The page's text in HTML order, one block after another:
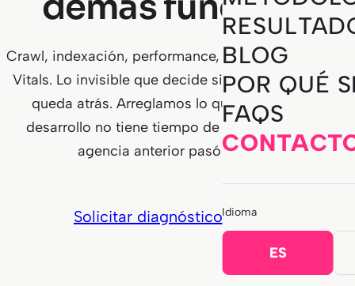
BLOG
POR QUÉ
FAQS
Idioma
ES
Crawl, indexación, performance, schema, Core Web
Vitals. Lo invisible que decide si tu web crece o se
queda atrás. Arreglamos lo que tu equipo de
desarrollo no tiene tiempo de mirar y lo que tu
agencia anterior pasó por alto.
Solicitar diagnóstico técnico